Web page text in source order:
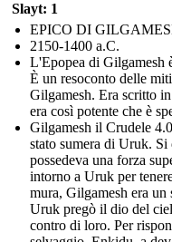
Slayt: 1
EPICO DI
2150-1400 a.C.
L'Epopea di Gilgamesh
È un resoconto delle
Gilgamesh. Era scritto
era così potente che è
Gilgamesh il Crudele
stato sumera di Uruk. Si
possedeva una forza
intorno a Uruk per
mura, Gilgamesh era
Uruk pregò il dio del
contro di loro. Per